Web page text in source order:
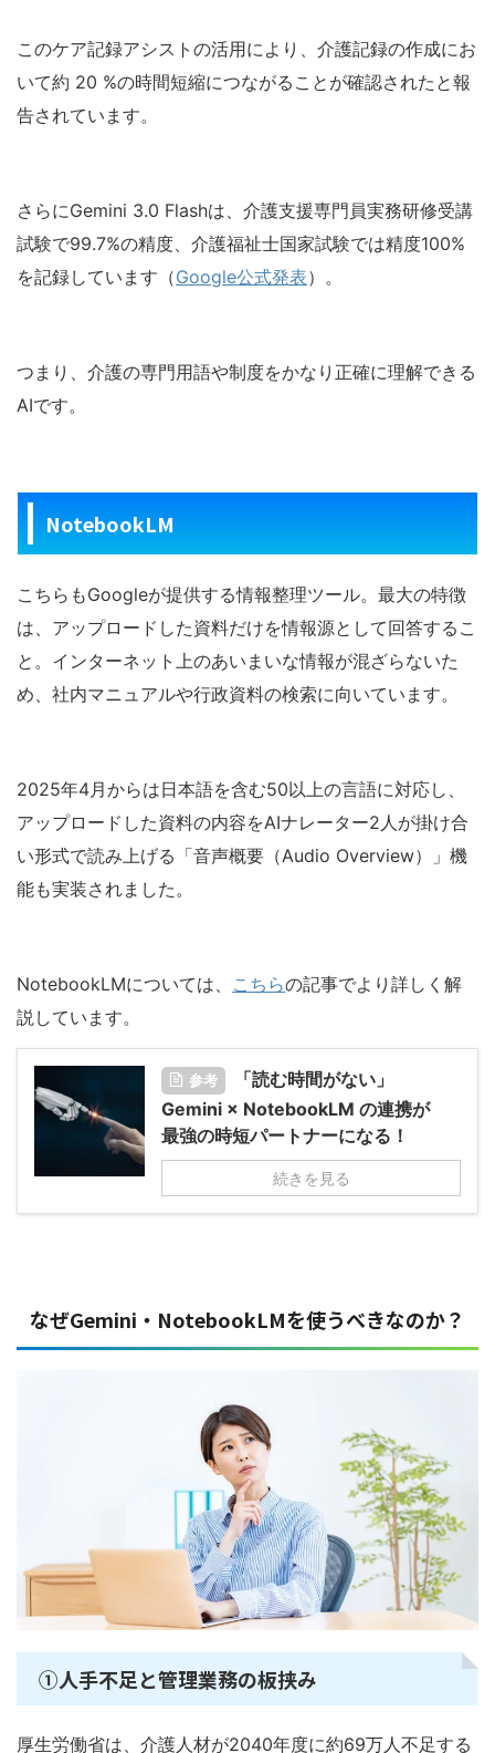
このケア記録アシストの活用により、介護記録の作成にお
いて約 20 %の時間短縮につながることが確認されたと報
告されています。
さらにGemini 3.0 Flashは、介護支援専門員実務研修受講
試験で99.7%の精度、介護福祉士国家試験では精度100%
を記録しています（Google公式発表）。
つまり、介護の専門用語や制度をかなり正確に理解できる
AIです。
NotebookLM
こちらもGoogleが提供する情報整理ツール。最大の特徴
は、アップロードした資料だけを情報源として回答するこ
と。インターネット上のあいまいな情報が混ざらないた
め、社内マニュアルや行政資料の検索に向いています。
2025年4月からは日本語を含む50以上の言語に対応し、
アップロードした資料の内容をAIナレーター2人が掛け合
い形式で読み上げる「音声概要（Audio Overview）」機
能も実装されました。
NotebookLMについては、 こちらの記事でより詳しく解
説しています。
参考
「読む時間がない」
Gemini × NotebookLM の連携が
最強の時短パートナーになる！
続きを見る
なぜGemini・NotebookLMを使うべきなのか？
①人手不足と管理業務の板挟み
厚生労働省は、介護人材が2040年度に約69万人不足する